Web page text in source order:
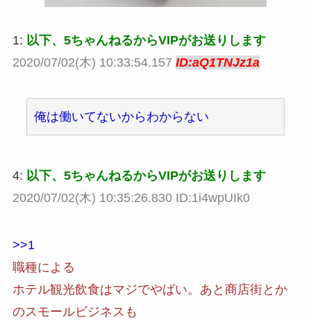
1: 以下、5ちゃんねるからVIPがお送りします
2020/07/02(木) 10:33:54.157 ID:aQ1TNJz1a
俺は働いてないからわからない
4: 以下、5ちゃんねるからVIPがお送りします
2020/07/02(木) 10:35:26.830 ID:1i4wpUIk0
>>1
職種による
ホテル観光飲食はマジでやばい。あと商店街とか
のスモールビジネスも